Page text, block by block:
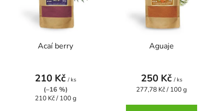
Acaí berry
210 Kč / ks
(–16 %)
Měrná
210 Kč / 100 g
Aguaje
250 Kč / ks
Měrná
277,78 Kč / 100 g